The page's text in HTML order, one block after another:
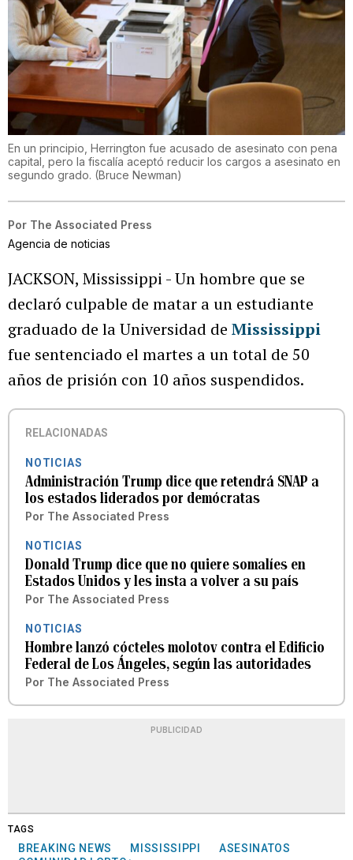
En un principio, Herrington fue acusado de asesinato con pena
capital, pero la fiscalía aceptó reducir los cargos a asesinato en
segundo grado. (Bruce Newman)
Por The Associated Press
Agencia de noticias
JACKSON, Mississippi - Un hombre que se
declaró culpable de matar a un estudiante
graduado de la Universidad de Mississippi
fue sentenciado el martes a un total de 50
años de prisión con 10 años suspendidos.
RELACIONADAS
NOTICIAS
Administración Trump dice que retendrá SNAP a
los estados liderados por demócratas
Por The Associated Press
NOTICIAS
Donald Trump dice que no quiere somalíes en
Estados Unidos y les insta a volver a su país
Por The Associated Press
NOTICIAS
Hombre lanzó cócteles molotov contra el Edificio
Federal de Los Ángeles, según las autoridades
Por The Associated Press
PUBLICIDAD
TAGS
BREAKING NEWS MISSISSIPPI
ASESINATOS